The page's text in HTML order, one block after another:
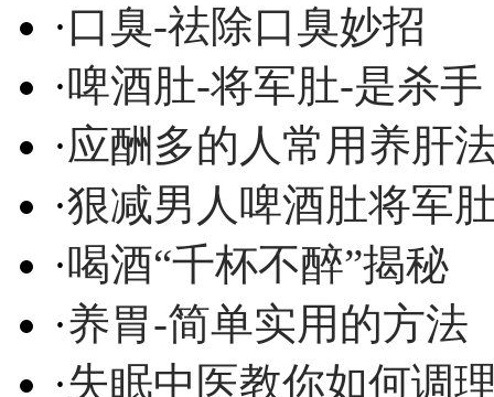
·口臭-祛除口臭妙招
·啤酒肚-将军肚-是杀手
·应酬多的人常用养肝
·狠减男人啤酒肚将军
·喝酒“千杯不醉”揭秘
·养胃-简单实用的方法
·失眠中医教你如何调